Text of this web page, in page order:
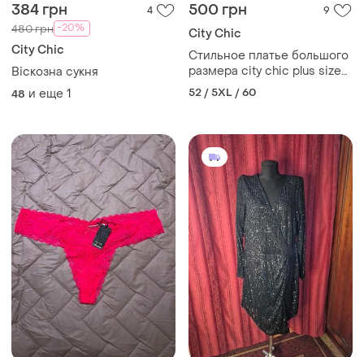
384 грн 4
480 грн -20%
City Chic
Віскозна сукня
48 и еще 1
500 грн 9
City Chic
Стильное платье большого
размера city chic plus size
marissa dress, p. 24
52 / 5XL / 60